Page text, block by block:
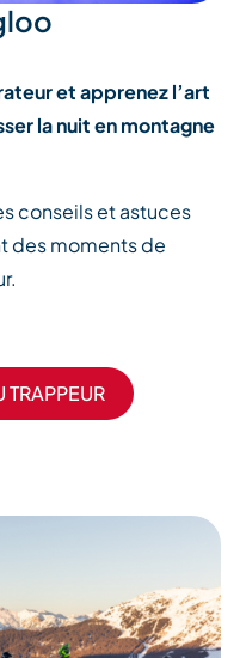
et apprenez l’art
la nuit en montagne
conseils et astuces
des moments de
TRAPPEUR